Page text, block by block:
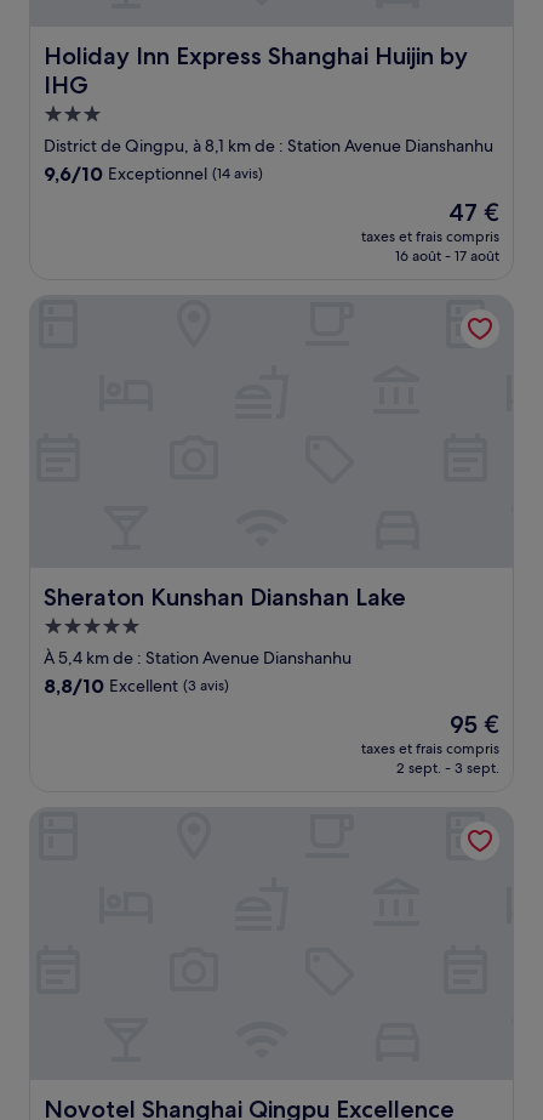
Holiday Inn Express Shanghai Huijin by
IHG
Holiday Inn Express Shanghai Huijin by IHG
Hébergement
3.0 étoiles
District de Qingpu, à 8,1 km de : Station Avenue Dianshanhu
9.6
9,6/10 Exceptionnel (14 avis)
Le
nouveau
prix
de
47 €
47 €
taxes et frais compris
16 août - 17 août
Sheraton Kunshan Dianshan Lake
Sheraton Kunshan Dianshan Lake
Hébergement
5.0 étoiles
À 5,4 km de : Station Avenue Dianshanhu
8.8
8,8/10 Excellent (3 avis)
Le
nouveau
prix
de
95 €
95 €
taxes et frais compris
2 sept. - 3 sept.
Novotel Shanghai Qingpu Excellence
Novotel Shanghai Qingpu Excellence